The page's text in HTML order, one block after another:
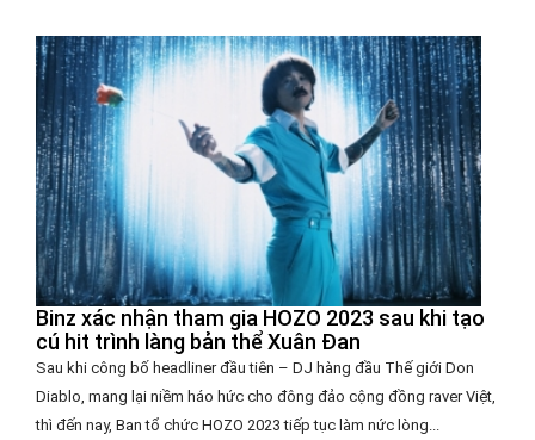
Binz xác nhận tham gia HOZO 2023 sau khi tạo
cú hit trình làng bản thể Xuân Đan
Sau khi công bố headliner đầu tiên – DJ hàng đầu Thế giới Don
Diablo, mang lại niềm háo hức cho đông đảo cộng đồng raver Việt,
thì đến nay, Ban tổ chức HOZO 2023 tiếp tục làm nức lòng...